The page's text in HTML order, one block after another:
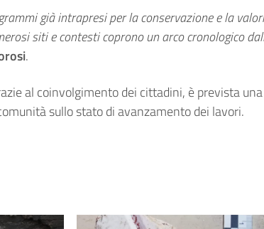
già intrapresi per la conservazione e la
siti e contesti coprono un arco cronologico
.
al coinvolgimento dei cittadini, è prevista una
sullo stato di avanzamento dei lavori.